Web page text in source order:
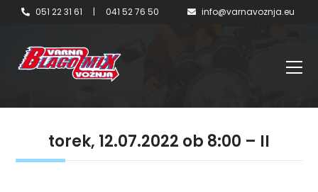
051 22 31 61 | 041 52 76 50 info@varnavoznja.eu
torek, 12.07.2022 ob 8:00 – II